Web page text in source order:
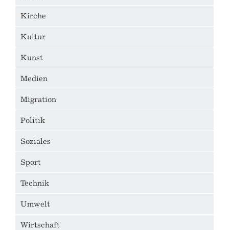
Kirche
Kultur
Kunst
Medien
Migration
Politik
Soziales
Sport
Technik
Umwelt
Wirtschaft